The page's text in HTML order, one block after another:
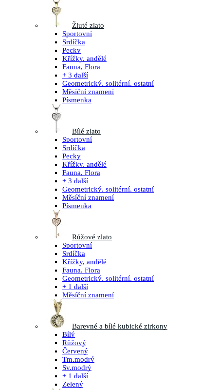
Žluté zlato
Sportovní
Srdíčka
Pecky
Křížky, andělé
Fauna, Flora
+ 3 další
Geometrický, solitérní, ostatní
Měsíční znamení
Písmenka
Bílé zlato
Sportovní
Srdíčka
Pecky
Křížky, andělé
Fauna, Flora
+ 3 další
Geometrický, solitérní, ostatní
Měsíční znamení
Písmenka
Růžové zlato
Sportovní
Srdíčka
Křížky, andělé
Fauna, Flora
Geometrický, solitérní, ostatní
+ 1 další
Měsíční znamení
Barevné a bílé kubické zirkony
Bílý
Růžový
Červený
Tm.modrý
Sv.modrý
+ 1 další
Zelený